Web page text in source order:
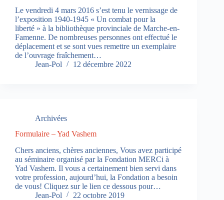
Le vendredi 4 mars 2016 s’est tenu le vernissage de
l’exposition 1940-1945 « Un combat pour la
liberté » à la bibliothèque provinciale de Marche-en-
Famenne. De nombreuses personnes ont effectué le
déplacement et se sont vues remettre un exemplaire
de l’ouvrage fraîchement…
Jean-Pol
12 décembre 2022
Archivées
Formulaire – Yad Vashem
Chers anciens, chères anciennes, Vous avez participé
au séminaire organisé par la Fondation MERCi à
Yad Vashem. Il vous a certainement bien servi dans
votre profession, aujourd’hui, la Fondation a besoin
de vous! Cliquez sur le lien ce dessous pour…
Jean-Pol
22 octobre 2019